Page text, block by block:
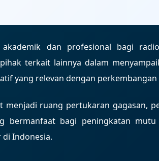
dan profesional bagi
terkait lainnya dalam
yang relevan dengan
menjadi ruang pertukaran gagasan,
bermanfaat bagi peningkatan
Indonesia.